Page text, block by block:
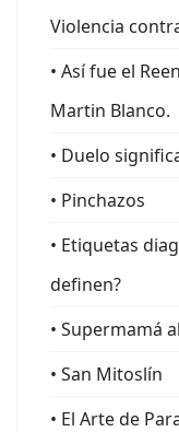
Violencia
• Así fue el
Martin Blanco.
• Duelo
• Pinchazos
• Etiquetas
definen?
• Supermamá
• San Mitoslín
• El Arte de